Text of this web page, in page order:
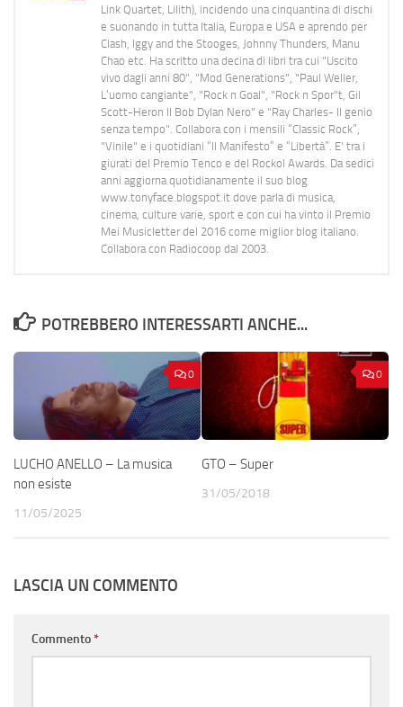
Link Quartet, Lilith), incidendo una cinquantina di dischi
e suonando in tutta Italia, Europa e USA e aprendo per
Clash, Iggy and the Stooges, Johnny Thunders, Manu
Chao etc. Ha scritto una decina di libri tra cui "Uscito
vivo dagli anni 80", "Mod Generations", "Paul Weller,
L’uomo cangiante", "Rock n Goal", "Rock n Spor"t, Gil
Scott-Heron Il Bob Dylan Nero" e "Ray Charles- Il genio
senza tempo". Collabora con i mensili “Classic Rock”,
"Vinile" e i quotidiani “Il Manifesto” e “Libertà”. E' tra i
giurati del Premio Tenco e del Rockol Awards. Da sedici
anni aggiorna quotidianamente il suo blog
www.tonyface.blogspot.it dove parla di musica,
cinema, culture varie, sport e con cui ha vinto il Premio
Mei Musicletter del 2016 come miglior blog italiano.
Collabora con Radiocoop dal 2003.
POTREBBERO INTERESSARTI ANCHE...
0
LUCHO ANELLO – La musica
non esiste
11/05/2025
0
GTO – Super
31/05/2018
LASCIA UN COMMENTO
Commento*